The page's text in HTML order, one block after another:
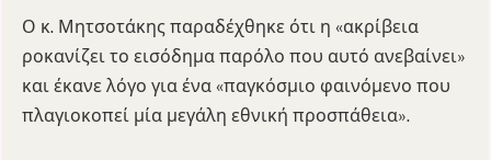
Ο κ. Μητσοτάκης παραδέχθηκε ότι η «ακρίβεια
ροκανίζει το εισόδημα παρόλο που αυτό ανεβαίνει»
και έκανε λόγο για ένα «παγκόσμιο φαινόμενο που
πλαγιοκοπεί μία μεγάλη εθνική προσπάθεια».